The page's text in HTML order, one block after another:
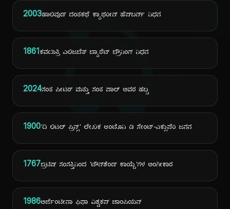
ದಿ
2003ಹಾಲಿವುಡ್ ದಂತಕಥೆ ಕ್ಯಾಥರೀನ್ ಹೆಪ್‌ಬರ್ನ್ ನಿಧನ
1861ಕವಯಿತ್ರಿ ಎಲಿಜಬೆತ್ ಬ್ಯಾರೆಟ್ ಬ್ರೌನಿಂಗ್ ನಿಧನ
2024ಸಂತ ಪೀಟರ್ ಮತ್ತು ಸಂತ ಪಾಲ್ ಅವರ ಹಬ್ಬ
1900'ದಿ ಲಿಟಲ್ ಪ್ರಿನ್ಸ್' ಲೇಖಕ ಆಂಟೊನಿ ಡಿ ಸೇಂಟ್-ಎಕ್ಸುಪೆರಿ ಜನನ
1767ಬ್ರಿಟಿಷ್ ಸಂಸತ್ತಿನಿಂದ 'ಟೌನ್‌ಶೆಂಡ್ ಕಾಯ್ದೆ'ಗಳ ಅಂಗೀಕಾರ
1986ಅರ್ಜೆಂಟೀನಾ ಫಿಫಾ ವಿಶ್ವಕಪ್ ಚಾಂಪಿಯನ್